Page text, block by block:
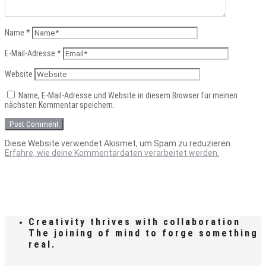
Name *
E-Mail-Adresse *
Website
Name, E-Mail-Adresse und Website in diesem Browser für meinen
nächsten Kommentar speichern.
Diese Website verwendet Akismet, um Spam zu reduzieren.
Erfahre, wie deine Kommentardaten verarbeitet werden.
Creativity thrives with collaboration
The joining of mind to forge something
real.